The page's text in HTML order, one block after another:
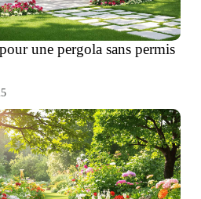
une pergola sans permis